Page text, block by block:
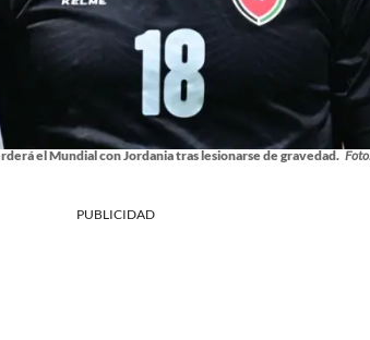
el Mundial con Jordania tras lesionarse de gravedad.
PUBLICIDAD